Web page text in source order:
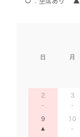
日 月
2 3
9 10